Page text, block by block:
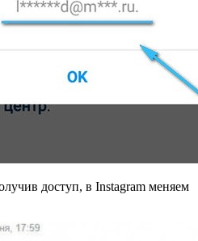
доступ, в Instagram меняем